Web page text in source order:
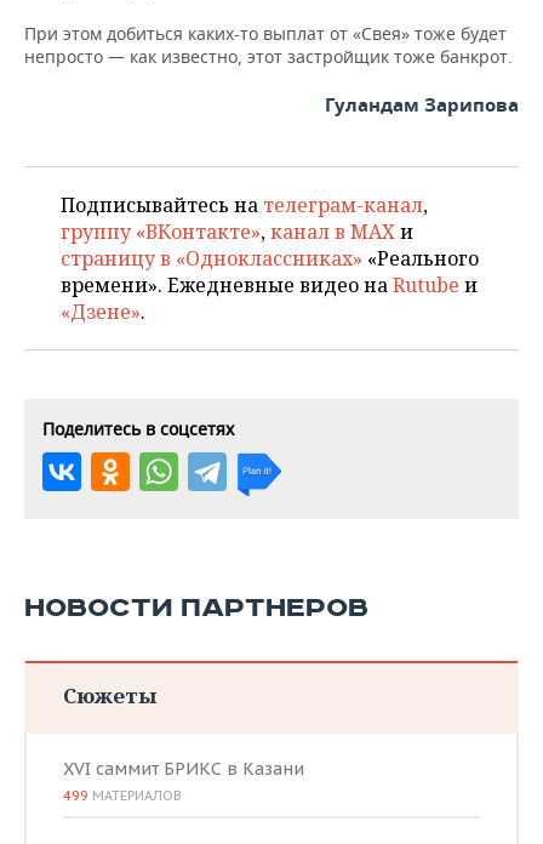
При этом добиться каких-то выплат от «Свея» тоже будет
непросто — как известно, этот застройщик тоже банкрот.
Гуландам Зарипова
Подписывайтесь на телеграм-канал,
группу «ВКонтакте»,канал в MAXи
страницу в «Одноклассниках» «Реального
времени». Ежедневные видео наRutube и
«Дзене».
Поделитесь в соцсетях
НОВОСТИ ПАРТНЕРОВ
Сюжеты
XVI саммит БРИКС в Казани
499 МАТЕРИАЛОВ